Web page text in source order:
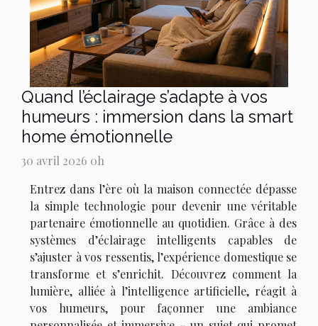
Quand l’éclairage s’adapte à vos
humeurs : immersion dans la smart
home émotionnelle
30 avril 2026 0h
Entrez dans l’ère où la maison connectée dépasse
la simple technologie pour devenir une véritable
partenaire émotionnelle au quotidien. Grâce à des
systèmes d’éclairage intelligents capables de
s’ajuster à vos ressentis, l’expérience domestique se
transforme et s’enrichit. Découvrez comment la
lumière, alliée à l’intelligence artificielle, réagit à
vos humeurs, pour façonner une ambiance